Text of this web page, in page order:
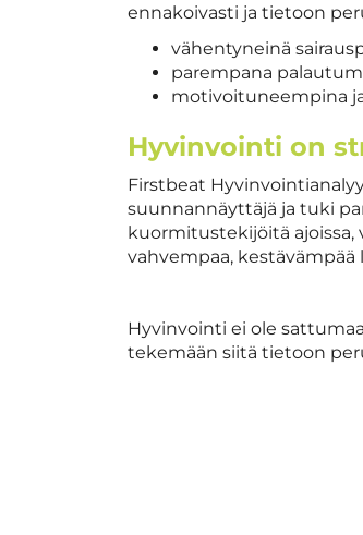
ennakoivasti ja tietoon
vähentyneinä
parempana
motivoituneempina
Hyvinvointi on
Firstbeat
suunnannäyttäjä ja tuki
kuormitustekijöitä ajoissa,
vahvempaa,
Hyvinvointi ei ole
tekemään siitä tietoon